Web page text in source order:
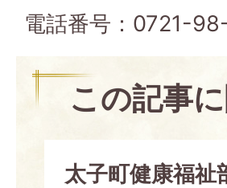
電話番号：0721-
この記事
太子町健康福祉